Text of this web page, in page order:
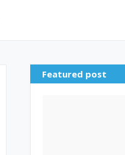
Featured post